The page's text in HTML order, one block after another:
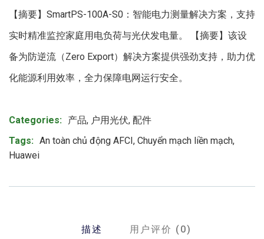
【摘要】SmartPS-100A-S0：智能电力测量解决方案，支持
实时精准监控家庭用电负荷与光伏发电量。 【摘要】该设
备为防逆流（Zero Export）解决方案提供强劲支持，助力优
化能源利用效率，全力保障电网运行安全。
Categories: 产品, 户用光伏, 配件
Tags: An toàn chủ động AFCI , Chuyển mạch liền mạch,
Huawei
描述 用户评价 (0)